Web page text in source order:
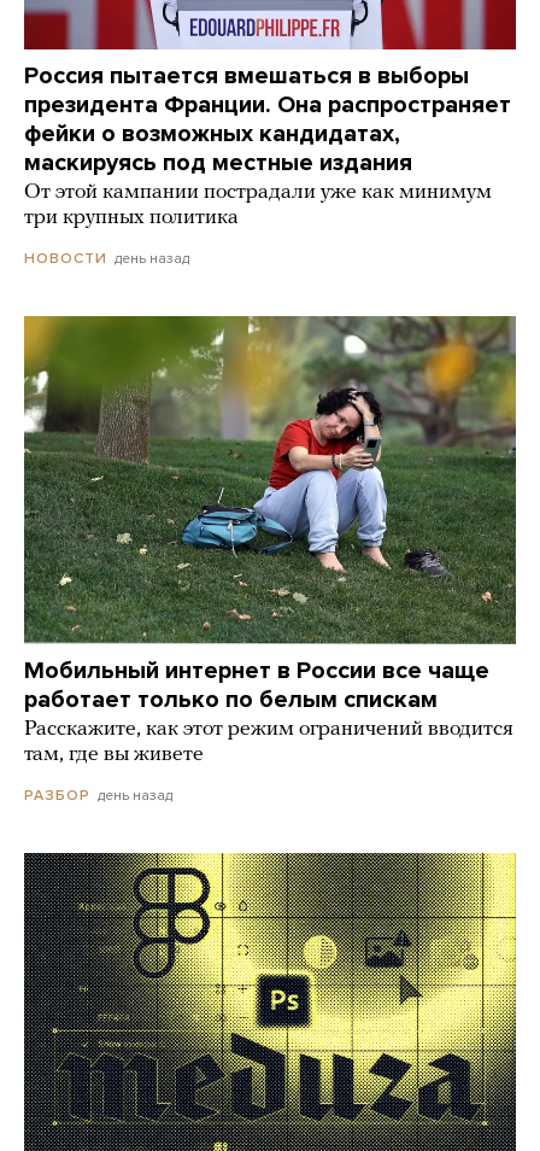
Россия пытается вмешаться в выборы
президента Франции. Она распространяет
фейки о возможных кандидатах,
маскируясь под местные издания
От этой кампании пострадали уже как минимум
три крупных политика
НОВОСТИ день назад
Мобильный интернет в России все чаще
работает только по белым спискам
Расскажите, как этот режим ограничений вводится
там, где вы живете
РАЗБОР день назад